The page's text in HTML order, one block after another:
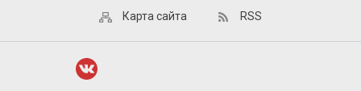
Карта сайта RSS